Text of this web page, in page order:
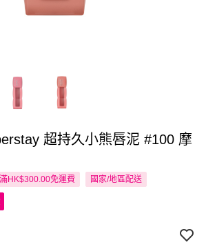
超持久小熊唇泥 #100 摩
HK$300.00免運費 國家/地區配送